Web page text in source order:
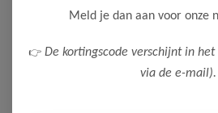
Meld je dan aan voor onze
👉 De kortingscode verschijnt in
via de e-mail).